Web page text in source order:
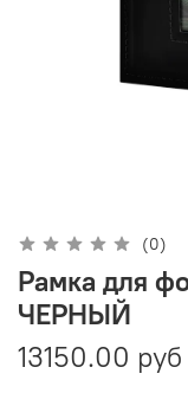
(0)
Рамка для
ЧЕРНЫЙ
13150.00 руб